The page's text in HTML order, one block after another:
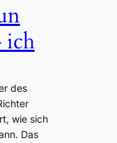
ich
des
wie sich
Das